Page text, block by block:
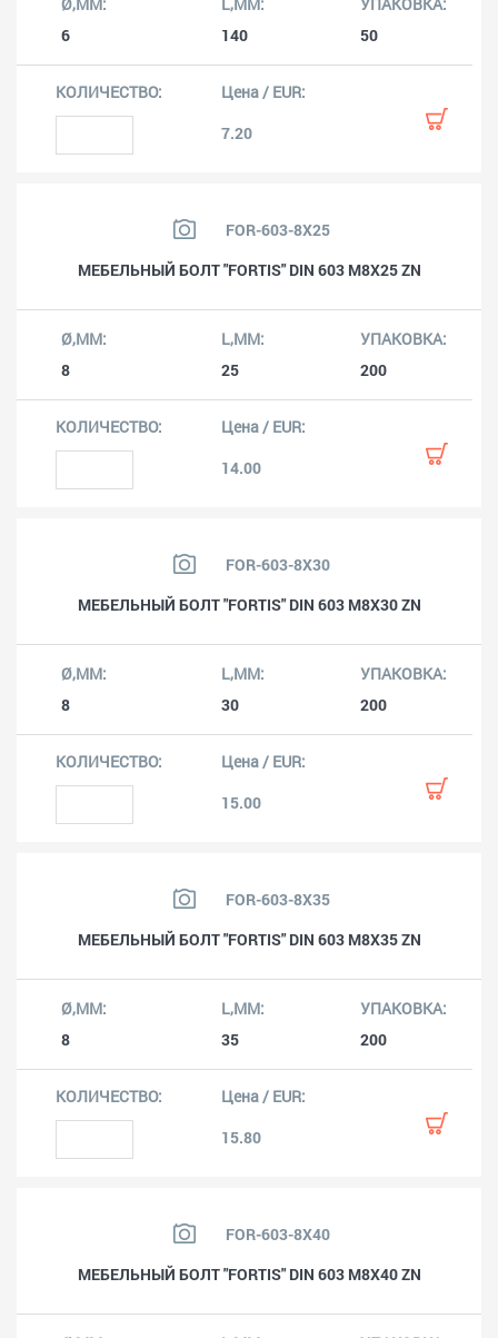
6 140 50
7.20
FOR-603-8X25
МЕБЕЛЬНЫЙ БОЛТ "FORTIS" DIN 603 M8X25 ZN
8 25 200
14.00
FOR-603-8X30
МЕБЕЛЬНЫЙ БОЛТ "FORTIS" DIN 603 M8X30 ZN
8 30 200
15.00
FOR-603-8X35
МЕБЕЛЬНЫЙ БОЛТ "FORTIS" DIN 603 M8X35 ZN
8 35 200
15.80
FOR-603-8X40
МЕБЕЛЬНЫЙ БОЛТ "FORTIS" DIN 603 M8X40 ZN